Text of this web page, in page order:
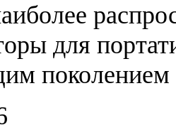
для
поколением